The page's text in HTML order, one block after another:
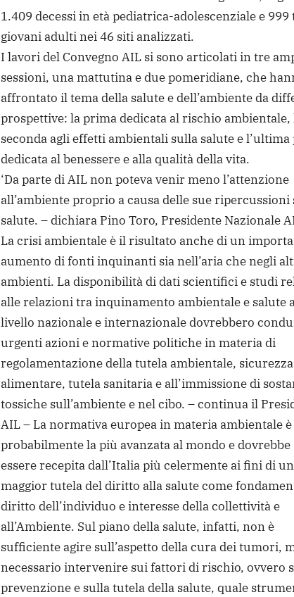
1.409 decessi in età pediatrica-adolescenziale e 999
giovani adulti nei 46 siti analizzati.
I lavori del Convegno AIL si sono articolati in tre
sessioni, una mattutina e due pomeridiane, che
affrontato il tema della salute e dell’ambiente da
prospettive: la prima dedicata al rischio ambientale,
seconda agli effetti ambientali sulla salute e l’ultima
dedicata al benessere e alla qualità della vita.
‘Da parte di AIL non poteva venir meno l’attenzione
all’ambiente proprio a causa delle sue ripercussioni
salute. – dichiara Pino Toro, Presidente Nazionale
La crisi ambientale è il risultato anche di un
aumento di fonti inquinanti sia nell’aria che negli
ambienti. La disponibilità di dati scientifici e studi
alle relazioni tra inquinamento ambientale e salute
livello nazionale e internazionale dovrebbero
urgenti azioni e normative politiche in materia di
regolamentazione della tutela ambientale, sicurezza
alimentare, tutela sanitaria e all’immissione di
tossiche sull’ambiente e nel cibo. – continua il
AIL – La normativa europea in materia ambientale è
probabilmente la più avanzata al mondo e dovrebbe
essere recepita dall’Italia più celermente ai fini di
maggior tutela del diritto alla salute come
diritto dell’individuo e interesse della collettività e
all’Ambiente. Sul piano della salute, infatti, non è
sufficiente agire sull’aspetto della cura dei tumori,
necessario intervenire sui fattori di rischio, ovvero
prevenzione e sulla tutela della salute, quale